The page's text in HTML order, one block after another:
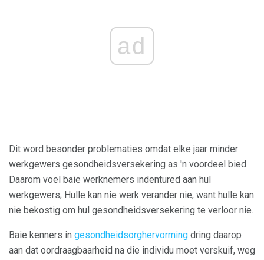
ad
Dit word besonder problematies omdat elke jaar minder
werkgewers gesondheidsversekering as 'n voordeel bied.
Daarom voel baie werknemers indentured aan hul
werkgewers; Hulle kan nie werk verander nie, want hulle kan
nie bekostig om hul gesondheidsversekering te verloor nie.
Baie kenners in gesondheidsorghervorming dring daarop
aan dat oordraagbaarheid na die individu moet verskuif, weg